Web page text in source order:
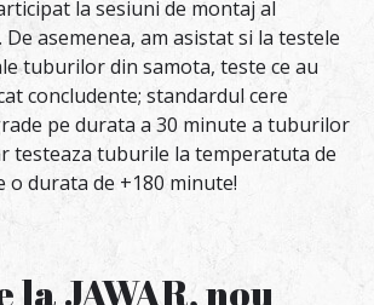
la sesiuni de montaj al
asemenea, am asistat si la testele
tuburilor din samota, teste ce au
concludente; standardul cere
pe durata a 30 minute a tuburilor
testeaza tuburile la temperatuta de
o durata de +180 minute!
JAWAR, nou